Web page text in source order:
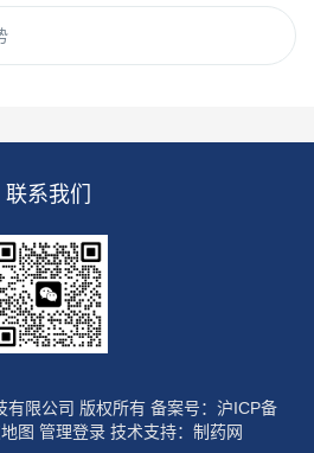
联系我们
有限公司 版权所有 备案号：沪ICP备
图 管理登录技术支持： 制药网